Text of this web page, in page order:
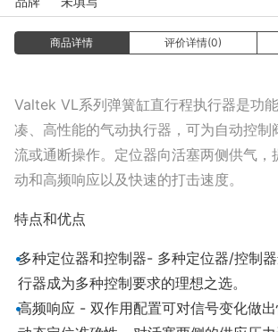
商品详情 评价详情(0)
Valtek VL系列弹簧缸直行程执行器是功
凑、高性能的气动执行器，可为自动控制
流或通断操作。定位器向活塞两侧供气，
动和高频响应以及快速的打击速度。
特点和优点
•多种定位器和控制器- 多种定位器/控制
行器成为多种控制要求的理想之选。
•高频响应 - 双作用配置可对信号变化做出